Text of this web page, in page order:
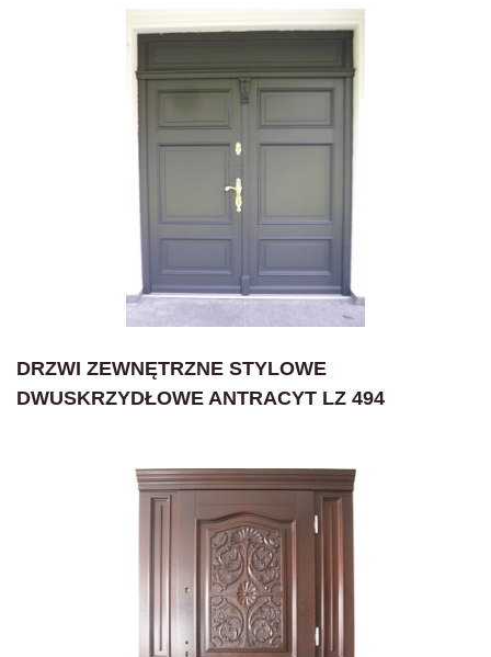
DRZWI ZEWNĘTRZNE STYLOWE
DWUSKRZYDŁOWE ANTRACYT LZ 494